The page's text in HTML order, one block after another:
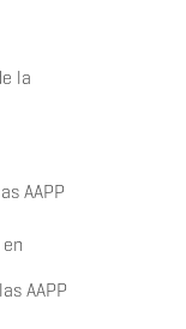
la
AAPP
AAPP